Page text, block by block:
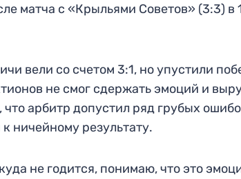
матча с «Крыльями Советов» (3:3) в
вели со счетом 3:1, но упустили
не смог сдержать эмоций и
что арбитр допустил ряд грубых
ничейному результату.
не годится, понимаю, что это